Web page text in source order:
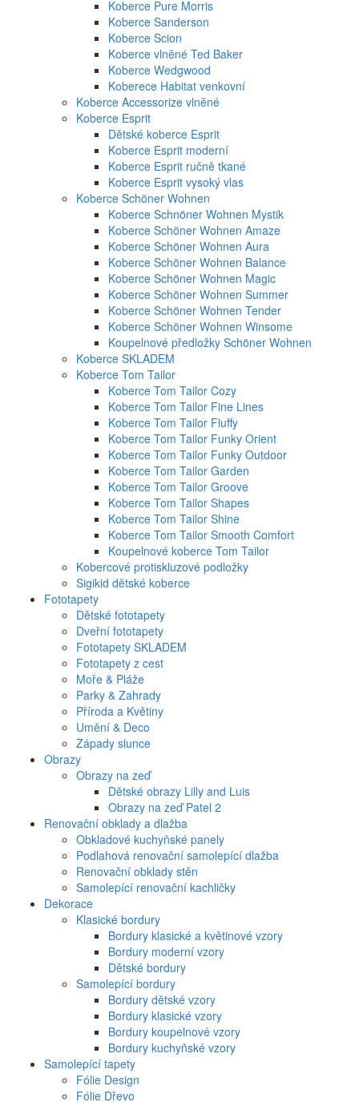
Koberce Pure Morris
Koberce Sanderson
Koberce Scion
Koberce vlněné Ted Baker
Koberce Wedgwood
Koberece Habitat venkovní
Koberce Accessorize vlněné
Koberce Esprit
Dětské koberce Esprit
Koberce Esprit moderní
Koberce Esprit ručně tkané
Koberce Esprit vysoký vlas
Koberce Schöner Wohnen
Koberce Schnöner Wohnen Mystik
Koberce Schöner Wohnen Amaze
Koberce Schöner Wohnen Aura
Koberce Schöner Wohnen Balance
Koberce Schöner Wohnen Magic
Koberce Schöner Wohnen Summer
Koberce Schöner Wohnen Tender
Koberce Schöner Wohnen Winsome
Koupelnové předložky Schöner Wohnen
Koberce SKLADEM
Koberce Tom Tailor
Koberce Tom Tailor Cozy
Koberce Tom Tailor Fine Lines
Koberce Tom Tailor Fluffy
Koberce Tom Tailor Funky Orient
Koberce Tom Tailor Funky Outdoor
Koberce Tom Tailor Garden
Koberce Tom Tailor Groove
Koberce Tom Tailor Shapes
Koberce Tom Tailor Shine
Koberce Tom Tailor Smooth Comfort
Koupelnové koberce Tom Tailor
Kobercové protiskluzové podložky
Sigikid dětské koberce
Fototapety
Dětské fototapety
Dveřní fototapety
Fototapety SKLADEM
Fototapety z cest
Moře & Pláže
Parky & Zahrady
Příroda a Květiny
Umění & Deco
Západy slunce
Obrazy
Obrazy na zeď
Dětské obrazy Lilly and Luis
Obrazy na zeď Patel 2
Renovační obklady a dlažba
Obkladové kuchyňské panely
Podlahová renovační samolepící dlažba
Renovační obklady stěn
Samolepící renovační kachličky
Dekorace
Klasické bordury
Bordury klasické a květinové vzory
Bordury moderní vzory
Dětské bordury
Samolepící bordury
Bordury dětské vzory
Bordury klasické vzory
Bordury koupelnové vzory
Bordury kuchyňské vzory
Samolepící tapety
Fólie Design
Fólie Dřevo